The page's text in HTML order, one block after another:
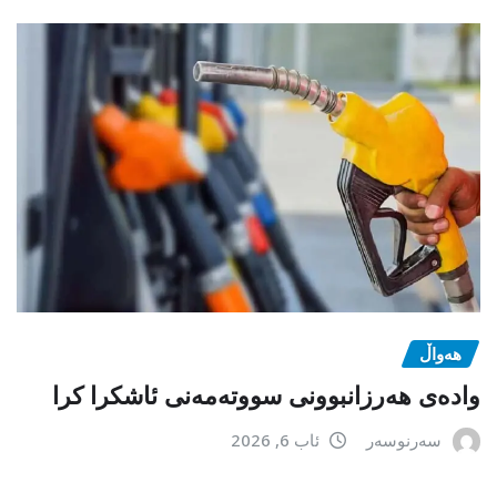
هەواڵ
وادەی هەرزانبوونی سووتەمەنی ئاشکرا کرا
سەرنوسەر ئاب 6, 2026